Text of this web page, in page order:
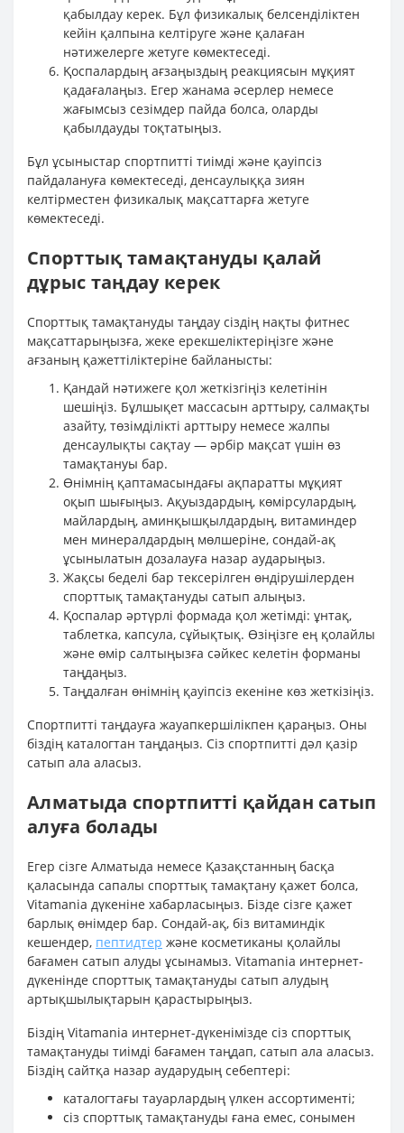
қабылдау керек. Бұл физикалық белсенділіктен
кейін қалпына келтіруге және қалаған
нәтижелерге жетуге көмектеседі.
Қоспалардың ағзаңыздың реакциясын мұқият
қадағалаңыз. Егер жанама әсерлер немесе
жағымсыз сезімдер пайда болса, оларды
қабылдауды тоқтатыңыз.
Бұл ұсыныстар спортпитті тиімді және қауіпсіз
пайдалануға көмектеседі, денсаулыққа зиян
келтірместен физикалық мақсаттарға жетуге
көмектеседі.
Спорттық тамақтануды қалай
дұрыс таңдау керек
Спорттық тамақтануды таңдау сіздің нақты фитнес
мақсаттарыңызға, жеке ерекшеліктеріңізге және
ағзаның қажеттіліктеріне байланысты:
Қандай нәтижеге қол жеткізгіңіз келетінін
шешіңіз. Бұлшықет массасын арттыру, салмақты
азайту, төзімділікті арттыру немесе жалпы
денсаулықты сақтау — әрбір мақсат үшін өз
тамақтануы бар.
Өнімнің қаптамасындағы ақпаратты мұқият
оқып шығыңыз. Ақуыздардың, көмірсулардың,
майлардың, аминқышқылдардың, витаминдер
мен минералдардың мөлшеріне, сондай-ақ
ұсынылатын дозалауға назар аударыңыз.
Жақсы беделі бар тексерілген өндірушілерден
спорттық тамақтануды сатып алыңыз.
Қоспалар әртүрлі формада қол жетімді: ұнтақ,
таблетка, капсула, сұйықтық. Өзіңізге ең қолайлы
және өмір салтыңызға сәйкес келетін форманы
таңдаңыз.
Таңдалған өнімнің қауіпсіз екеніне көз жеткізіңіз.
Спортпитті таңдауға жауапкершілікпен қараңыз. Оны
біздің каталогтан таңдаңыз. Сіз спортпитті дәл қазір
сатып ала аласыз.
Алматыда спортпитті қайдан сатып
алуға болады
Егер сізге Алматыда немесе Қазақстанның басқа
қаласында сапалы спорттық тамақтану қажет болса,
Vitamania дүкеніне хабарласыңыз. Бізде сізге қажет
барлық өнімдер бар. Сондай-ақ, біз витаминдік
кешендер, пептидтер және косметиканы қолайлы
бағамен сатып алуды ұсынамыз. Vitamania интернет-
дүкенінде спорттық тамақтануды сатып алудың
артықшылықтарын қарастырыңыз.
Біздің Vitamania интернет-дүкенімізде сіз спорттық
тамақтануды тиімді бағамен таңдап, сатып ала аласыз.
Біздің сайтқа назар аударудың себептері:
каталогтағы тауарлардың үлкен ассортименті;
сіз спорттық тамақтануды ғана емес, сонымен